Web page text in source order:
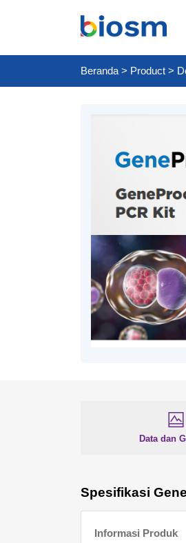
Beranda > Product >
Data dan
Spesifikasi
Informasi Produk